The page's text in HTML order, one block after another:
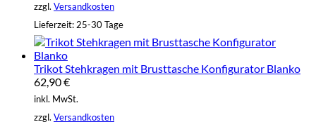
zzgl. Versandkosten
Lieferzeit:25-30 Tage
Trikot Stehkragen mit Brusttasche Konfigurator Blanko
62,90€
inkl. MwSt.
zzgl. Versandkosten